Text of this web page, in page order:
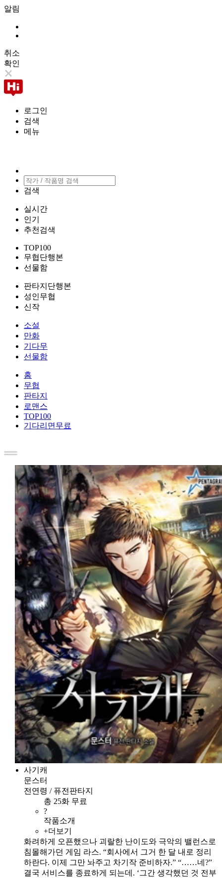
알림
취소
확인
로그인
검색
메뉴
검색
실시간
인기
추천검색
TOP100
무협단행본
선물함
판타지단행본
성인무협
신작
소설
만화
기다무
선물함
홈
무협
판타지
로맨스
TOP100
기다리면무료
사기캐
문스터
전연령 / 퓨전판타지
총 25화 무료
?
작품소개
+더보기
화려하게 오픈했으나 괴랄한 난이도와 극악의 밸런스로
침몰해가던 게임 라스. “회사에서 그거 한 달 내로 정리
하란다. 이제 그만 놔주고 차기작 준비하자.” “……네?”
결국 서비스를 종료하게 되는데. ‘그간 생각했던 것 전부